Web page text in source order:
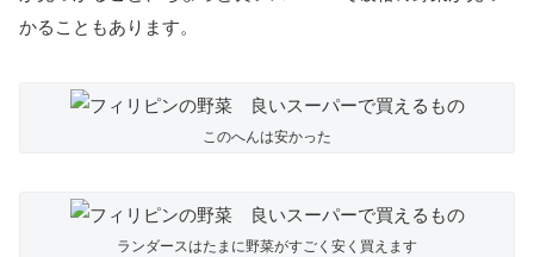
かることもあります。
このへんは安かった
ランダースはたまに野菜がすごく安く買えます